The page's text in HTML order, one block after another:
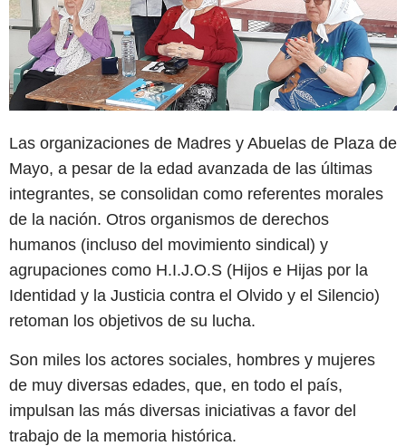
Las organizaciones de Madres y Abuelas de Plaza de
Mayo, a pesar de la edad avanzada de las últimas
integrantes, se consolidan como referentes morales
de la nación. Otros organismos de derechos
humanos (incluso del movimiento sindical) y
agrupaciones como H.I.J.O.S (Hijos e Hijas por la
Identidad y la Justicia contra el Olvido y el Silencio)
retoman los objetivos de su lucha.
Son miles los actores sociales, hombres y mujeres
de muy diversas edades, que, en todo el país,
impulsan las más diversas iniciativas a favor del
trabajo de la memoria histórica.